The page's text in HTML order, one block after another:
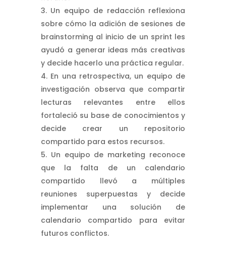
Un equipo de redacción reflexiona
sobre cómo la adición de sesiones de
brainstorming al inicio de un sprint les
ayudó a generar ideas más creativas
y decide hacerlo una práctica regular.
En una retrospectiva, un equipo de
investigación observa que compartir
lecturas relevantes entre ellos
fortaleció su base de conocimientos y
decide crear un repositorio
compartido para estos recursos.
Un equipo de marketing reconoce
que la falta de un calendario
compartido llevó a múltiples
reuniones superpuestas y decide
implementar una solución de
calendario compartido para evitar
futuros conflictos.